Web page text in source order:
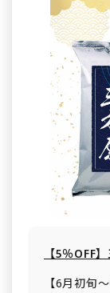
【5％OFF
【6月初旬